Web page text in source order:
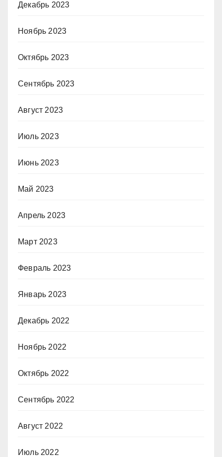
Декабрь 2023
Ноябрь 2023
Октябрь 2023
Сентябрь 2023
Август 2023
Июль 2023
Июнь 2023
Май 2023
Апрель 2023
Март 2023
Февраль 2023
Январь 2023
Декабрь 2022
Ноябрь 2022
Октябрь 2022
Сентябрь 2022
Август 2022
Июль 2022